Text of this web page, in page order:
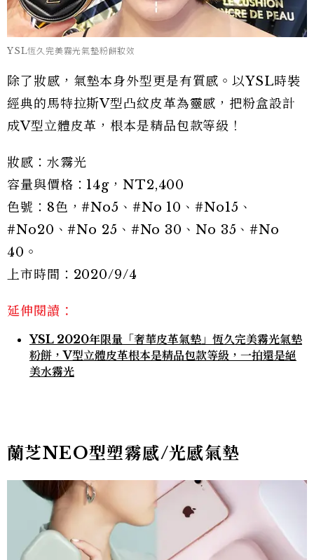
YSL恆久完美霧光氣墊粉餅妝效
除了妝感，氣墊本身外型更是有質感。以YSL時裝
經典的馬特拉斯V型凸紋皮革為靈感，把粉盒設計
成V型立體皮革，根本是精品包款等級！
妝感：水霧光
容量與價格：14g，NT2,400
色號：8色，#No5、#No 10、#No15、
#No20、#No 25、#No 30、No 35、#No
40。
上市時間：2020/9/4
延伸閱讀：
YSL 2020年限量「奢華皮革氣墊」恆久完美霧光氣墊
粉餅，V型立體皮革根本是精品包款等級，一拍還是絕
美水霧光
蘭芝NEO型塑霧感/光感氣墊